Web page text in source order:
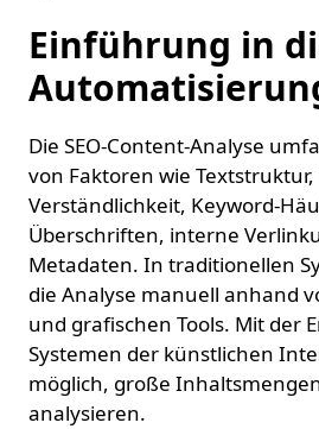
Einführung in
Die SEO-Content-Analyse
von Faktoren wie
Verständlichkeit, Keyword-
Überschriften, interne
Metadaten. In traditionellen
die Analyse manuell anhand
und grafischen Tools. Mit der
Systemen der künstlichen
möglich, große
analysieren.